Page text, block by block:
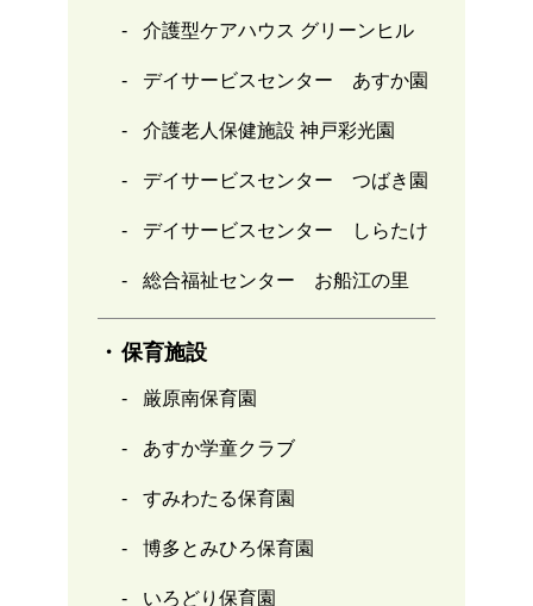
介護型ケアハウス グリーンヒル
デイサービスセンター あすか園
介護老人保健施設 神戸彩光園
デイサービスセンター つばき園
デイサービスセンター しらたけ
総合福祉センター お船江の里
保育施設
厳原南保育園
あすか学童クラブ
すみわたる保育園
博多とみひろ保育園
いろどり保育園